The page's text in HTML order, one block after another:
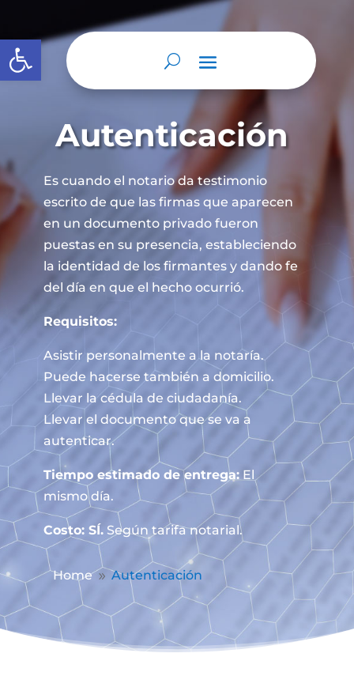
Abrir barra de herramientas
Autenticación
Es cuando el notario da testimonio
escrito de que las firmas que aparecen
en un documento privado fueron
puestas en su presencia, estableciendo
la identidad de los firmantes y dando fe
del día en que el hecho ocurrió.
Requisitos:
Asistir personalmente a la notaría.
Puede hacerse también a domicilio.
Llevar la cédula de ciudadanía.
Llevar el documento que se va a
autenticar.
Tiempo estimado de entrega:El
mismo día.
Costo: SÍ.Según tarifa notarial.
Home 9 Autenticación